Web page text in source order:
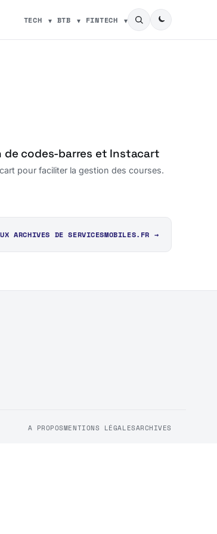
TECH BTB FINTECH
de codes-barres et Instacart
pour faciliter la gestion des courses.
ARCHIVES DE SERVICESMOBILES.FR →
A PROPOSMENTIONS LÉGALESARCHIVES